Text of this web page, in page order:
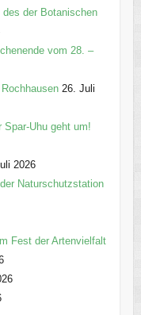
der Botanischen
vom 28. –
26. Juli
Spar-Uhu geht um!
2026
Naturschutzstation
Fest der Artenvielfalt